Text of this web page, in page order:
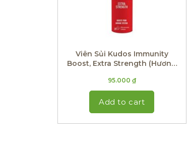
Viên Sủi Kudos Immunity
Boost, Extra Strength (Hương
95.000 ₫
Add to cart